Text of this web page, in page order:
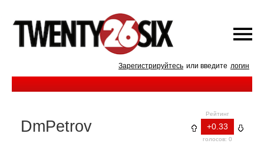
Зарегистрируйтесь или введите логин
Рейтинг
+0.33
голосов: 0
DmPetrov